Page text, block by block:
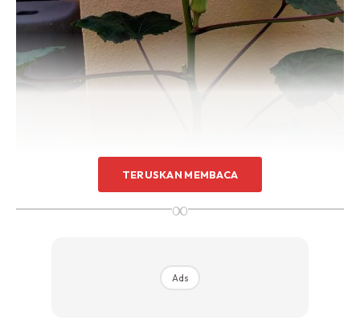
Tips nak tanam bendi daripada pengalaman saya :
1. Pokok bendi tak cerewet sangat sebenarnya…yang
je air pastu mesti segar balik daun dia.
TERUSKAN MEMBACA
∞
Ads